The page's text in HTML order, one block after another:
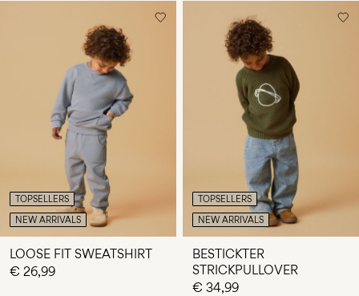
TOPSELLERS
NEW ARRIVALS
LOOSE FIT SWEATSHIRT
€ 26,99
TOPSELLERS
NEW ARRIVALS
BESTICKTER
STRICKPULLOVER
€ 34,99